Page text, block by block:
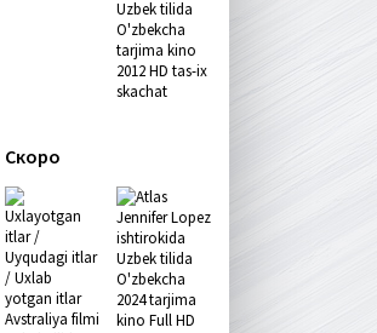
Uzbek tilida
O'zbekcha
tarjima kino
2012 HD tas-ix
skachat
Скоро